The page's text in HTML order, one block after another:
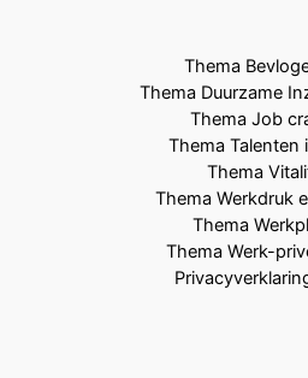
Thema
Thema Duurzame
Thema Job
Thema Talenten
Thema
Thema Werkdruk
Thema
Thema Werk-